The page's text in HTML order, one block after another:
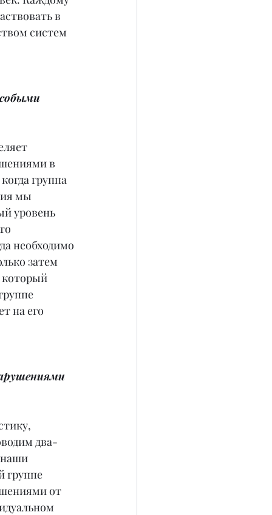
в
систем
в
группа
мы
уровень
необходимо
затем
который
на его
два-
наши
группе
от